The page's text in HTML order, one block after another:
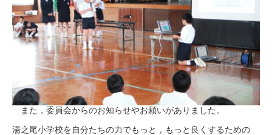
また，委員会からのお知らせやお願いがありました。
湯之尾小学校を自分たちの力でもっと，もっと良くするための